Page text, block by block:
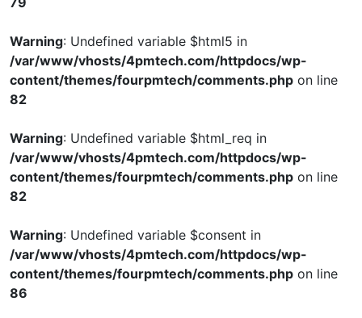
Warning: Undefined variable $html5 in
/var/www/vhosts/4pmtech.com/httpdocs/wp-
content/themes/fourpmtech/comments.php on line
82
Warning: Undefined variable $html_req in
/var/www/vhosts/4pmtech.com/httpdocs/wp-
content/themes/fourpmtech/comments.php on line
82
Warning: Undefined variable $consent in
/var/www/vhosts/4pmtech.com/httpdocs/wp-
content/themes/fourpmtech/comments.php on line
86